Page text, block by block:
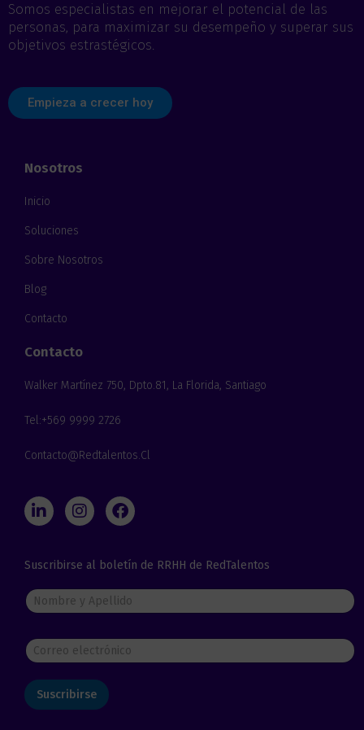
Somos especialistas en mejorar el potencial de las
personas, para maximizar su desempeño y superar sus
objetivos estrastégicos.
Empieza a crecer hoy
Nosotros
Inicio
Soluciones
Sobre Nosotros
Blog
Contacto
Contacto
Walker Martínez 750, Dpto.81, La Florida, Santiago
Tel:+569 9999 2726
Contacto@redtalentos.cl
L
i
e
d
i
n
I
n
a
g
r
a
m
F
a
b
o
o
k
Suscribirse al boletín de RRHH de RedTalentos
N
o
r
e
A
p
C
o
r
e
Suscribirse